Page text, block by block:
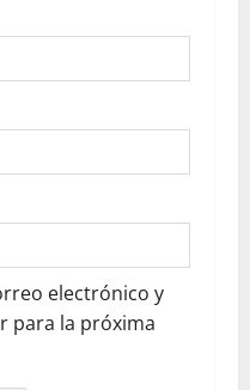
electrónico y
para la próxima